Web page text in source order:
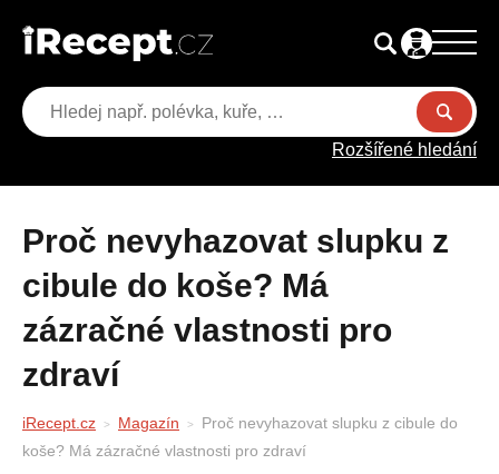
Rozšířené hledání
Proč nevyhazovat slupku z
cibule do koše? Má
zázračné vlastnosti pro
zdraví
iRecept.cz Magazín
Proč nevyhazovat slupku z cibule do
koše? Má zázračné vlastnosti pro zdraví